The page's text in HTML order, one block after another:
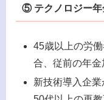
⑤ テクノロジー年
45歳以上の労
合、従前の年
新技術導入企業